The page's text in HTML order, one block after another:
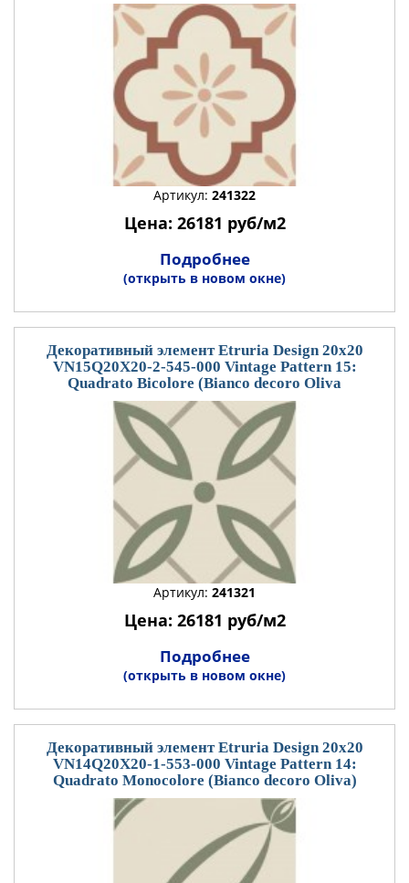
Артикул: 241322
Цена: 26181 руб/м2
Подробнее
(открыть в новом окне)
Декоративный элемент Etruria Design 20x20
VN15Q20X20-2-545-000 Vintage Pattern 15:
Quadrato Bicolore (Bianco decoro Oliva
Артикул: 241321
Цена: 26181 руб/м2
Подробнее
(открыть в новом окне)
Декоративный элемент Etruria Design 20x20
VN14Q20X20-1-553-000 Vintage Pattern 14:
Quadrato Monocolore (Bianco decoro Oliva)